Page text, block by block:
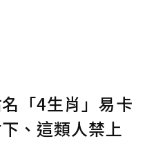
「4生肖」易卡
、這類人禁上